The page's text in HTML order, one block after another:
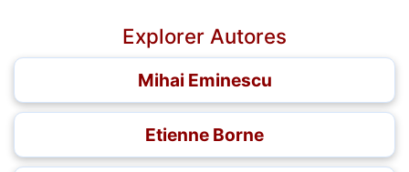
Explorer Autores
Mihai Eminescu
Etienne Borne